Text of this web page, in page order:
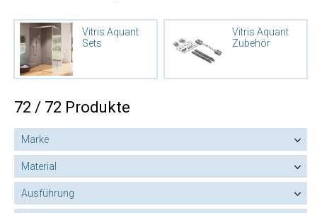
Vitris Aquant
Sets
Vitris Aquant
Zubehör
72 / 72 Produkte
Marke
Material
Ausführung